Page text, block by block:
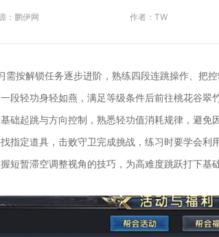
： 鹏伊网 作者： TW
需按解锁任务逐步进阶，熟练四段连跳操作、把
段轻功身轻如燕，满足等级条件后前往桃花谷
础起跳与方向控制，熟悉轻功值消耗规律，避
指定道具，击败守卫完成挑战，练习时要学会
短暂滞空调整视角的技巧，为高难度跳跃打下基础